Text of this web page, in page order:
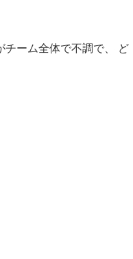
チーム全体で不調で、 ど